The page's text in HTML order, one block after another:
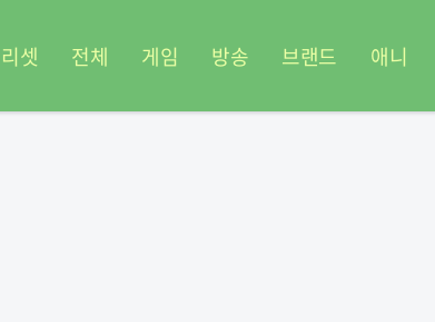
셋 전체 게임 방송 브랜드 애니